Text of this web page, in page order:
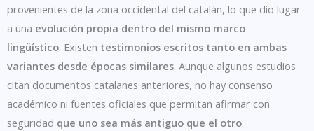
provenientes de la zona occidental del catalán, lo que dio lugar
a una evolución propia dentro del mismo marco
lingüístico. Existen testimonios escritos tanto en ambas
variantes desde épocas similares. Aunque algunos estudios
citan documentos catalanes anteriores, no hay consenso
académico ni fuentes oficiales que permitan afirmar con
seguridad que uno sea más antiguo que el otro.